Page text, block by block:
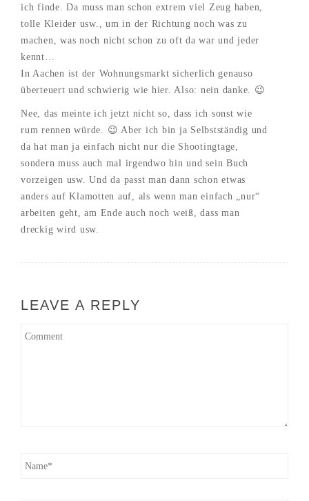
ich finde. Da muss man schon extrem viel Zeug haben,
tolle Kleider usw., um in der Richtung noch was zu
machen, was noch nicht schon zu oft da war und jeder
kennt…
In Aachen ist der Wohnungsmarkt sicherlich genauso
überteuert und schwierig wie hier. Also: nein danke. 😉
Nee, das meinte ich jetzt nicht so, dass ich sonst wie
rum rennen würde. 😉 Aber ich bin ja Selbstständig und
da hat man ja einfach nicht nur die Shootingtage,
sondern muss auch mal irgendwo hin und sein Buch
vorzeigen usw. Und da passt man dann schon etwas
anders auf Klamotten auf, als wenn man einfach „nur“
arbeiten geht, am Ende auch noch weiß, dass man
dreckig wird usw.
LEAVE A REPLY